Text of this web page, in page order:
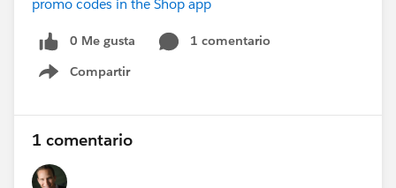
promo codes in the Shop app
0 Me gusta
1 comentario
Compartir
Show menu
1 comentario